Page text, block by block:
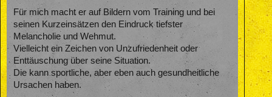
Für mich macht er auf Bildern vom Training und bei
seinen Kurzeinsätzen den Eindruck tiefster
Melancholie und Wehmut.
Vielleicht ein Zeichen von Unzufriedenheit oder
Enttäuschung über seine Situation.
Die kann sportliche, aber eben auch gesundheitliche
Ursachen haben.